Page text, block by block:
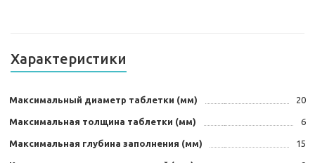
Характеристики
Максимальный диаметр таблетки (мм) 20
Максимальная толщина таблетки (мм) 6
Максимальная глубина заполнения (мм) 15